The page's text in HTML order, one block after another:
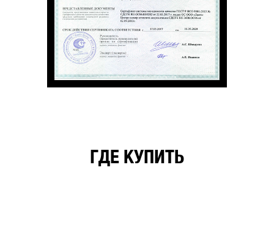
ГДЕ КУПИТЬ